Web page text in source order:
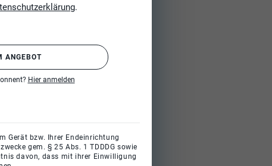
.
ANGEBOT
Hier anmelden
Gerät bzw. Ihrer Endeinrichtung
gem. § 25 Abs. 1 TDDDG sowie
davon, dass mit ihrer Einwilligung